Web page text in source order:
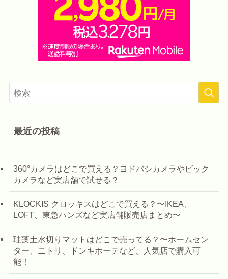
最近の投稿
360°カメラはどこで買える？ヨドバシカメラやビック
カメラなど実店舗で試せる？
KLOCKIS クロッキスはどこで買える？〜IKEA、
LOFT、東急ハンズなど実店舗販売店まとめ〜
珪藻土水切りマットはどこで売ってる？〜ホームセン
ター、ニトリ、ドンキホーテなど、人気店で購入可
能！